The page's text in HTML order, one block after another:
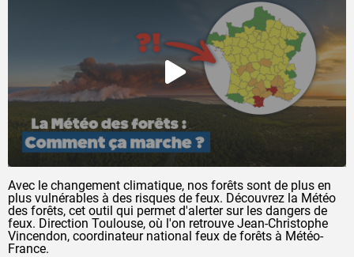
Avec le changement climatique, nos forêts sont de plus en
plus vulnérables à des risques de feux. Découvrez la Météo
des forêts, cet outil qui permet d'alerter sur les dangers de
feux. Direction Toulouse, où l'on retrouve Jean-Christophe
Vincendon, coordinateur national feux de forêts à Météo-
France.